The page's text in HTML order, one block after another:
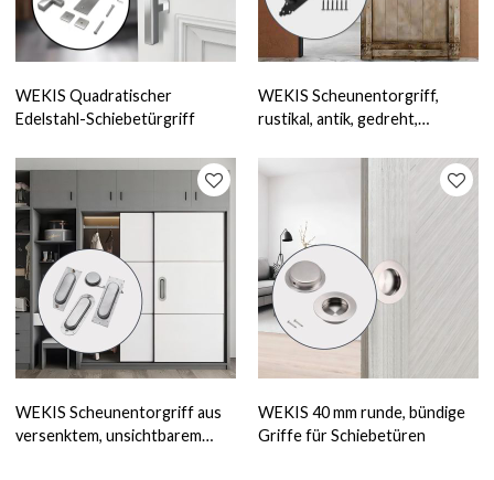
WEKIS Quadratischer
Edelstahl-Schiebetürgriff
WEKIS Scheunentorgriff,
rustikal, antik, gedreht,
WEKIS Scheunentorgriff aus
versenktem, unsichtbarem
WEKIS 40 mm runde, bündige
Griffe für Schiebetüren